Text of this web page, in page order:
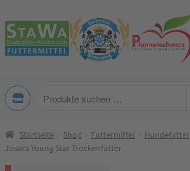
Zur
Navigation
springen
Zum
Inhalt
springen
Produkte
Startseite Shop Futtermittel Hundefutter
Josera Young Star Trockenfutter